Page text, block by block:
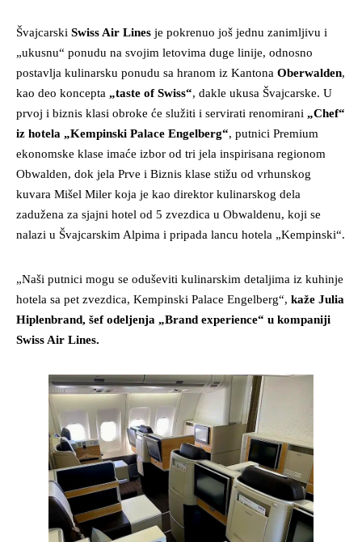
Švajcarski Swiss Air Lines je pokrenuo još jednu zanimljivu i
„ukusnu“ ponudu na svojim letovima duge linije, odnosno
postavlja kulinarsku ponudu sa hranom iz Kantona Oberwalden,
kao deo koncepta „taste of Swiss“, dakle ukusa Švajcarske. U
prvoj i biznis klasi obroke će služiti i servirati renomirani „Chef“
iz hotela „Kempinski Palace Engelberg“, putnici Premium
ekonomske klase imaće izbor od tri jela inspirisana regionom
Obwalden, dok jela Prve i Biznis klase stižu od vrhunskog
kuvara Mišel Miler koja je kao direktor kulinarskog dela
zadužena za sjajni hotel od 5 zvezdica u Obwaldenu, koji se
nalazi u Švajcarskim Alpima i pripada lancu hotela „Kempinski“.
„Naši putnici mogu se oduševiti kulinarskim detaljima iz kuhinje
hotela sa pet zvezdica, Kempinski Palace Engelberg“, kaže Julia
Hiplenbrand, šef odeljenja „Brand experience“ u kompaniji
Swiss Air Lines.